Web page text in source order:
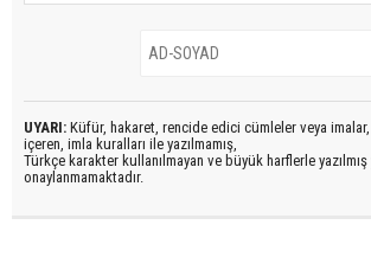
UYARI: Küfür, hakaret, rencide edici cümleler veya imalar,
içeren, imla kuralları ile yazılmamış,
Türkçe karakter kullanılmayan ve büyük harflerle
onaylanmamaktadır.